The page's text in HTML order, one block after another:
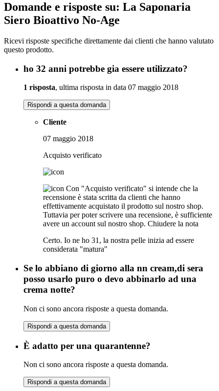
Domande e risposte su: La Saponaria
Siero Bioattivo No-Age
Ricevi risposte specifiche direttamente dai clienti che hanno valutato
questo prodotto.
ho 32 anni potrebbe gia essere utilizzato?
1 risposta, ultima risposta in data 07 maggio 2018
Rispondi a questa domanda
Cliente
07 maggio 2018
Acquisto verificato
Con "Acquisto verificato" si intende che la
recensione è stata scritta da clienti che hanno
effettivamente acquistato il prodotto sul nostro shop.
Tuttavia per poter scrivere una recensione, è sufficiente
avere un account sul nostro shop. Chiudere la nota
Certo. Io ne ho 31, la nostra pelle inizia ad essere
considerata "matura"
Se lo abbiano di giorno alla nn cream,di sera
posso usarlo puro o devo abbinarlo ad una
crema notte?
Non ci sono ancora risposte a questa domanda.
Rispondi a questa domanda
È adatto per una quarantenne?
Non ci sono ancora risposte a questa domanda.
Rispondi a questa domanda